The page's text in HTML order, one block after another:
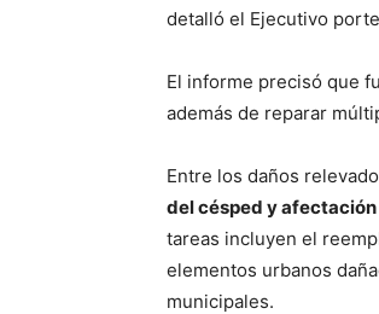
detalló el Ejecutivo
El informe precisó que
además de reparar
Entre los daños
del césped y
tareas incluyen el
elementos urbanos
municipales.